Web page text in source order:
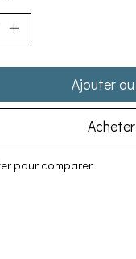
Ajouter
pour comparer